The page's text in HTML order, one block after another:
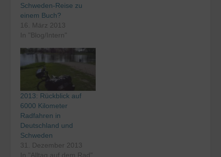
Schweden-Reise zu
einem Buch?
16. März 2013
In "Blog/Intern"
2013: Rückblick auf
6000 Kilometer
Radfahren in
Deutschland und
Schweden
31. Dezember 2013
In "Alltag auf dem Rad"